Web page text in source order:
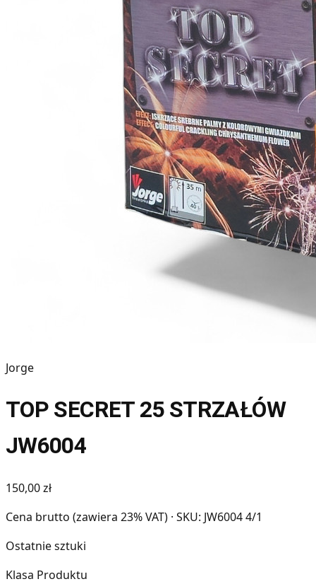
Jorge
TOP SECRET 25 STRZAŁÓW
JW6004
150,00 zł
Cena brutto (zawiera 23% VAT) · SKU: JW6004 4/1
Ostatnie sztuki
Klasa Produktu